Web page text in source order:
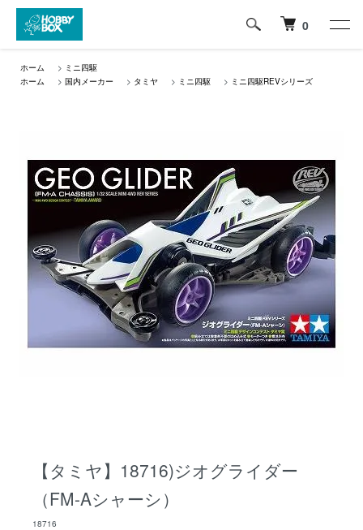
0
ホーム > ミニ四駆
ホーム
> 国内メーカー > タミヤ > ミニ四駆 > ミニ四駆REVシリーズ
【タミヤ】18716)ジオグライダー
（FM-Aシャーシ）
18716